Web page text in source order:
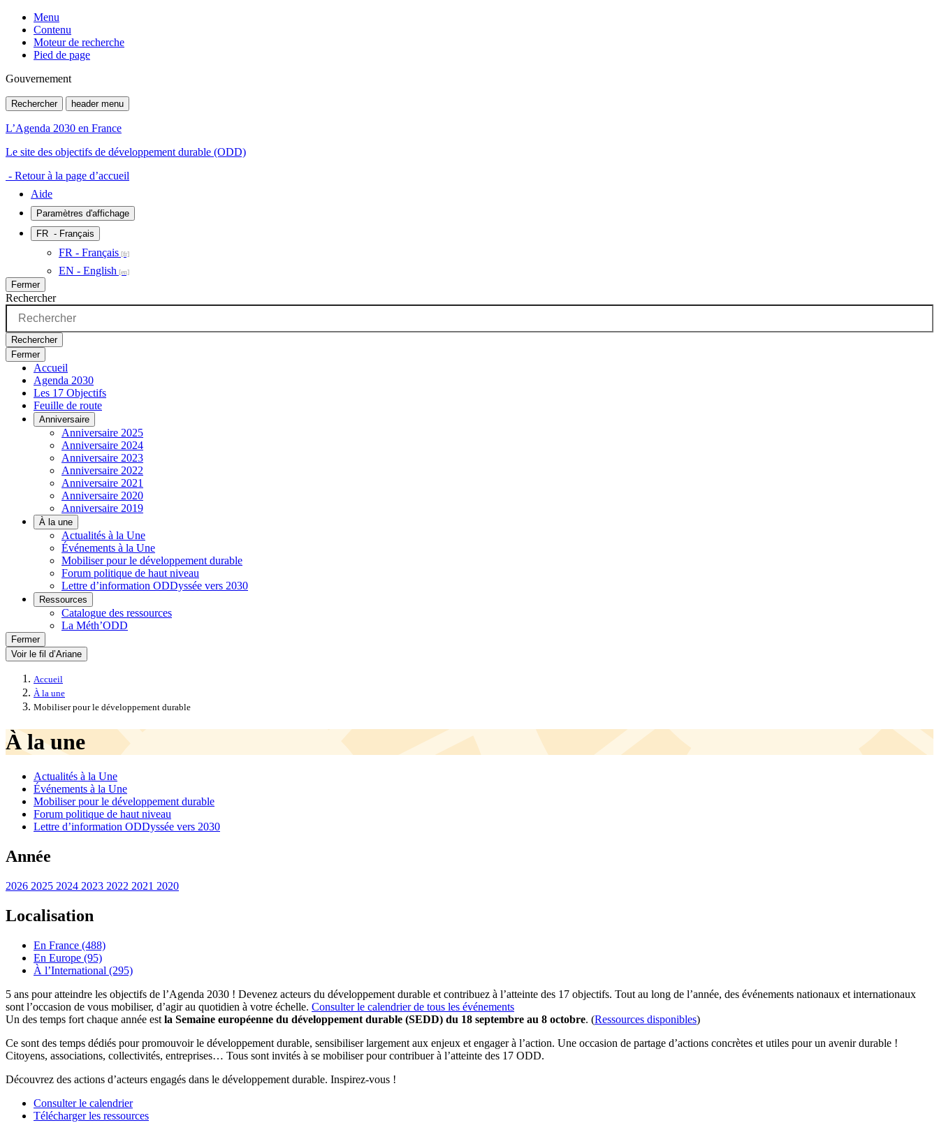
Menu
Contenu
Moteur de recherche
Pied de page
Gouvernement
Rechercher header menu
L’Agenda 2030 en France
Le site des objectifs de développement durable (ODD)
- Retour à la page d’accueil
Aide
Paramètres d'affichage
FR - Français
FR - Français
EN - English
Fermer
Rechercher
Rechercher
Fermer
Accueil
Agenda 2030
Les 17 Objectifs
Feuille de route
Anniversaire
Anniversaire 2025
Anniversaire 2024
Anniversaire 2023
Anniversaire 2022
Anniversaire 2021
Anniversaire 2020
Anniversaire 2019
À la une
Actualités à la Une
Événements à la Une
Mobiliser pour le développement durable
Forum politique de haut niveau
Lettre d’information ODDyssée vers 2030
Ressources
Catalogue des ressources
La Méth’ODD
Fermer
Voir le fil d’Ariane
Accueil
À la une
Mobiliser pour le développement durable
À la une
Actualités à la Une
Événements à la Une
Mobiliser pour le développement durable
Forum politique de haut niveau
Lettre d’information ODDyssée vers 2030
Année
2026 2025 2024 2023 2022 2021 2020
Localisation
En France (488)
En Europe (95)
À l’International (295)
5 ans pour atteindre les objectifs de l’Agenda 2030 ! Devenez acteurs du développement durable et contribuez à l’atteinte des 17 objectifs. Tout au long de l’année, des événements nationaux et internationaux
sont l’occasion de vous mobiliser, d’agir au quotidien à votre échelle. Consulter le calendrier de tous les événements
Un des temps fort chaque année est la Semaine européenne du développement durable (SEDD) du 18 septembre au 8 octobre. (Ressources disponibles)
Ce sont des temps dédiés pour promouvoir le développement durable, sensibiliser largement aux enjeux et engager à l’action. Une occasion de partage d’actions concrètes et utiles pour un avenir durable !
Citoyens, associations, collectivités, entreprises… Tous sont invités à se mobiliser pour contribuer à l’atteinte des 17 ODD.
Découvrez des actions d’acteurs engagés dans le développement durable. Inspirez-vous !
Consulter le calendrier
Télécharger les ressources